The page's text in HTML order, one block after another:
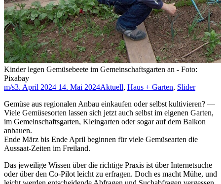
Kinder legen Gemüsebeete im Gemeinschaftsgarten an - Foto:
Pixabay
m/s3. April 2024 14. Mai 2024Aktuell, Haus + Garten, Slider
Gemüse aus regionalen Anbau einkaufen oder selbst kultivieren? —
Viele Gemüsesorten lassen sich jetzt auch selbst im eigenen Garten,
im Gemeinschaftsgarten, Kleingarten oder sogar auf dem Balkon
anbauen.
Ende März bis Ende April beginnen für viele Gemüsearten die
Aussaat-Zeiten im Freiland.
Das jeweilige Wissen über die richtige Praxis ist über Internetsuche
oder über den Co-Pilot leicht zu erfragen. Doch es macht Mühe, und